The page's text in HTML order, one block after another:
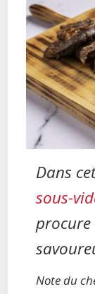
Dans
sous-
procure
Note du